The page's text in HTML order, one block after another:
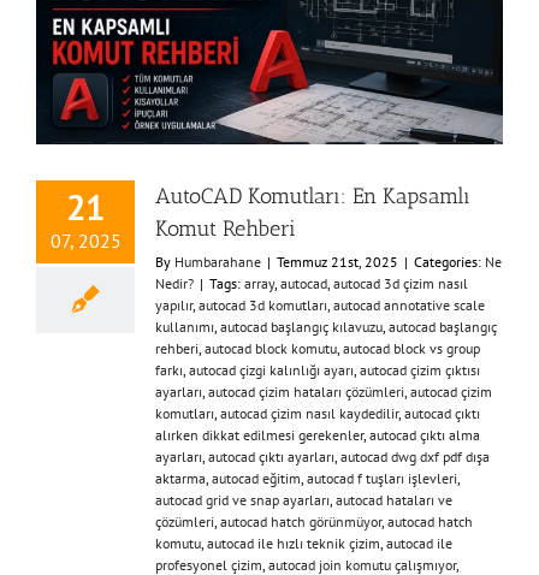
21
07, 2025
AutoCAD Komutları: En Kapsamlı
Komut Rehberi
By Humbarahane | Temmuz 21st, 2025 | Categories: Ne
Nedir? | Tags: array, autocad autocad 3d çizim nasıl
yapılır, autocad 3d komutları autocad annotative scale
kullanımı autocad başlangıç kılavuzu autocad başlangıç
rehberi autocad block komutu autocad block vs group
farkı autocad çizgi kalınlığı ayarı autocad çizim çıktısı
ayarları autocad çizim hataları çözümleri autocad çizim
komutları autocad çizim nasıl kaydedilir, autocad çıktı
alırken dikkat edilmesi gerekenler, autocad çıktı alma
ayarları autocad çıktı ayarları autocad dwg dxf pdf dışa
aktarma autocad eğitim autocad f tuşları işlevleri
autocad grid ve snap ayarları autocad hataları ve
çözümleri autocad hatch görünmüyor, autocad hatch
komutu autocad ile hızlı teknik çizim autocad ile
profesyonel çizim autocad join komutu çalışmıyor,